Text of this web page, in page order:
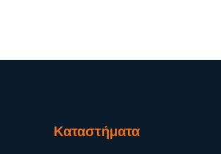
Καταστήματα